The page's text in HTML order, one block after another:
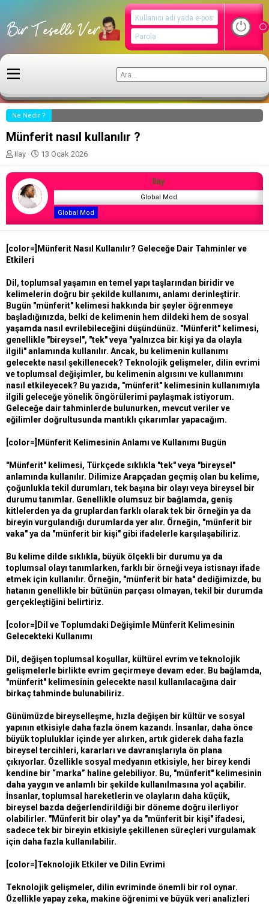
Ne Nedir ?
Münferit nasıl kullanılır ?
K
o
n
u
u
a
l
a
a
n
Ilay
B
a
ş
l
a
n
ı
t
i
h
i
13 Ocak 2026
Ilay
Global Mod
Global Mod
[color=]Münferit Nasıl Kullanılır? Geleceğe Dair Tahminler ve
Etkileri
Dil, toplumsal yaşamın en temel yapı taşlarından biridir ve
kelimelerin doğru bir şekilde kullanımı, anlamı derinleştirir.
Bugün "münferit" kelimesi hakkında bir şeyler öğrenmeye
başladığınızda, belki de kelimenin hem dildeki hem de sosyal
yaşamda nasıl evrilebileceğini düşündünüz. "Münferit" kelimesi,
genellikle "bireysel", "tek" veya "yalnızca bir kişi ya da olayla
ilgili" anlamında kullanılır. Ancak, bu kelimenin kullanımı
gelecekte nasıl şekillenecek? Teknolojik gelişmeler, dilin evrimi
ve toplumsal değişimler, bu kelimenin algısını ve kullanımını
nasıl etkileyecek? Bu yazıda, "münferit" kelimesinin kullanımıyla
ilgili geleceğe yönelik öngörülerimi paylaşmak istiyorum.
Geleceğe dair tahminlerde bulunurken, mevcut veriler ve
eğilimler doğrultusunda mantıklı çıkarımlar yapacağım.
[color=]Münferit Kelimesinin Anlamı ve Kullanımı Bugün
"Münferit" kelimesi, Türkçede sıklıkla "tek" veya "bireysel"
anlamında kullanılır. Dilimize Arapçadan geçmiş olan bu kelime,
çoğunlukla tekil durumları, tek başına bir olayı veya bireysel bir
durumu tanımlar. Genellikle olumsuz bir bağlamda, geniş
kitlelerden ya da gruplardan farklı olarak tek bir örneğin ya da
bireyin vurgulandığı durumlarda yer alır. Örneğin, "münferit bir
vaka" ya da "münferit bir kişi" gibi ifadelerle karşılaşabiliriz.
Bu kelime dilde sıklıkla, büyük ölçekli bir durumu ya da
toplumsal olayı tanımlarken, farklı bir örneği veya istisnayı ifade
etmek için kullanılır. Örneğin, "münferit bir hata" dediğimizde, bu
hatanın genellikle bir bütünün parçası olmayan, tekil bir durumda
gerçekleştiğini belirtiriz.
[color=]Dil ve Toplumdaki Değişimle Münferit Kelimesinin
Gelecekteki Kullanımı
Dil, değişen toplumsal koşullar, kültürel evrim ve teknolojik
gelişmelerle birlikte evrim geçirmeye devam eder. Bu bağlamda,
"münferit" kelimesinin gelecekte nasıl kullanılacağına dair
birkaç tahminde bulunabiliriz.
Günümüzde bireyselleşme, hızla değişen bir kültür ve sosyal
yapının etkisiyle daha fazla önem kazandı. İnsanlar, daha önce
büyük topluluklar içinde yer alırken, artık giderek daha fazla
bireysel tercihleri, kararları ve davranışlarıyla ön plana
çıkıyorlar. Özellikle sosyal medyanın etkisiyle, her birey kendi
kendine bir “marka” haline gelebiliyor. Bu, "münferit" kelimesinin
daha yaygın ve anlamlı bir şekilde kullanılmasına yol açabilir.
İnsanlar, toplumsal hareketlerin ve olayların daha küçük,
bireysel bazda değerlendirildiği bir döneme doğru ilerliyor
olabilirler. "Münferit bir olay" ya da "münferit bir kişi" ifadesi,
sadece tek bir bireyin etkisiyle şekillenen süreçleri vurgulamak
için daha fazla kullanılabilir.
[color=]Teknolojik Etkiler ve Dilin Evrimi
Teknolojik gelişmeler, dilin evriminde önemli bir rol oynar.
Özellikle yapay zeka, makine öğrenimi ve büyük veri analizleri